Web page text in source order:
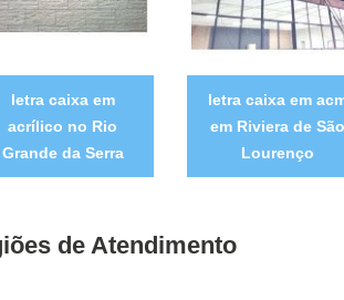
letra caixa em
acrílico no Rio
Grande da Serra
letra caixa em
em Riviera de São
Lourenço
de Atendimento